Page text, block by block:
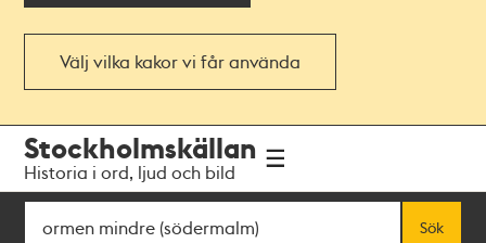
Välj vilka kakor vi får använda
navigationen
huvudinnehållet
Stockholmskällan
Historia i ord, ljud och bild
Sök
Sök